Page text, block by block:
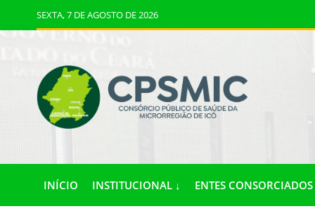
SEXTA, 7 DE AGOSTO DE 2026
INÍCIO INSTITUCIONAL ↓ ENTES